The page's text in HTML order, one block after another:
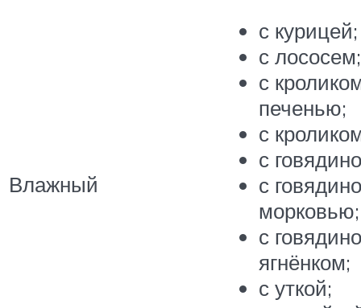
Влажный
с курицей;
с лососем;
с
печенью;
с
с
с
морковью;
с
ягнёнком;
с уткой;